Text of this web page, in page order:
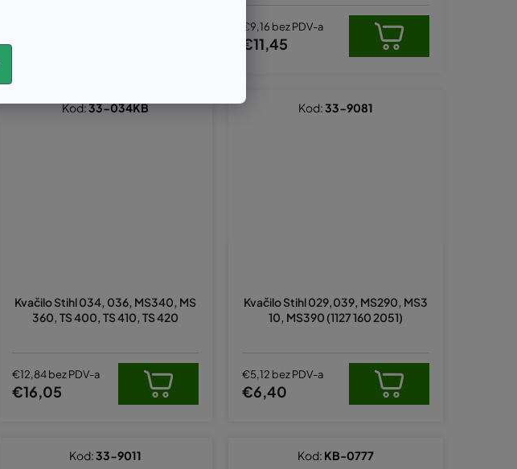
€61,30
€9,16 bez PDV-a
€11,45
Kvačilo Stihl 034, 036, MS340, MS
360, TS 400, TS 410, TS 420
€12,84 bez PDV-a
€16,05
Kod:33-034KB
Kvačilo Stihl 029,039, MS290, MS3
10, MS390 (1127 160 2051)
€5,12 bez PDV-a
€6,40
Kod:33-9081
Kod:33-9011 Kod: KB-0777